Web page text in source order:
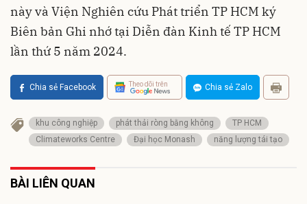
này và Viện Nghiên cứu Phát triển TP HCM ký
Biên bản Ghi nhớ tại Diễn đàn Kinh tế TP HCM
lần thứ 5 năm 2024.
Chia sẻ Facebook Theo dõi trên Chia sẻ Zalo
khu công nghiệp phát thải ròng bằng không
TP HCM
Climateworks Centre
Đại học Monash năng lượng tái tạo
BÀI LIÊN QUAN